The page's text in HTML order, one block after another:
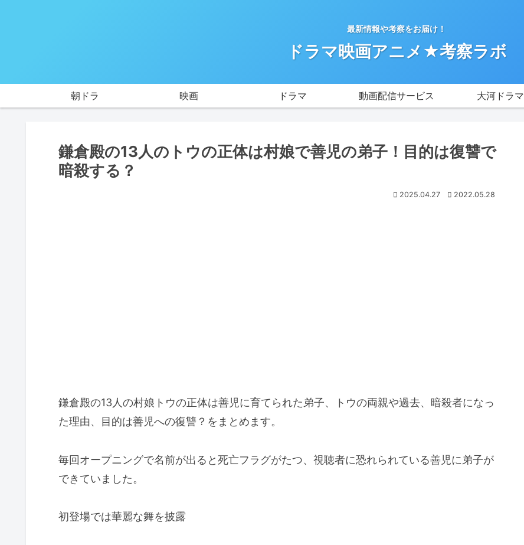
最新情報や考察をお届け！
ドラマ映画アニメ★考察ラボ
朝ドラ 映画 ドラマ 動画配信サービス 大河ドラマ
鎌倉殿の13人のトウの正体は村娘で善児の弟子！目的は復讐で
暗殺する？
2025.04.27 2022.05.28
鎌倉殿の13人の村娘トウの正体は善児に育てられた弟子、トウの両親や過去、暗殺者になっ
た理由、目的は善児への復讐？をまとめます。
毎回オープニングで名前が出ると死亡フラグがたつ、視聴者に恐れられている善児に弟子が
できていました。
初登場では華麗な舞を披露